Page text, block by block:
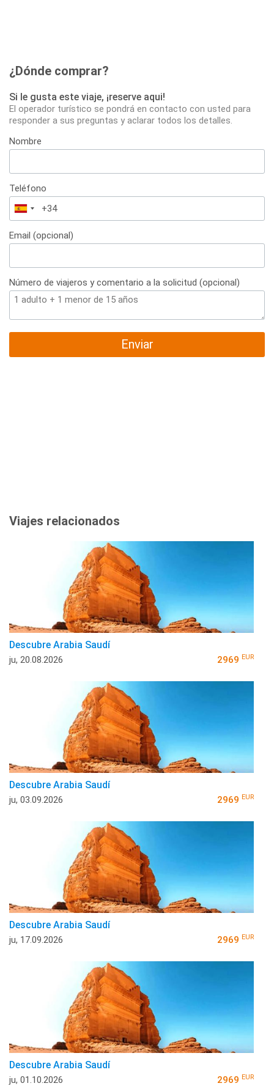
¿Dónde comprar?
Si le gusta este viaje, ¡reserve aqui!
El operador turístico se pondrá en contacto con usted para
responder a sus preguntas y aclarar todos los detalles.
Nombre
Teléfono
España
+34
Email (opcional)
Número de viajeros y comentario a la solicitud (opcional)
Enviar
Viajes relacionados
Descubre Arabia Saudí
ju, 20.08.2026 2969 EUR
Descubre Arabia Saudí
ju, 03.09.2026 2969 EUR
Descubre Arabia Saudí
ju, 17.09.2026 2969 EUR
Descubre Arabia Saudí
ju, 01.10.2026 2969 EUR